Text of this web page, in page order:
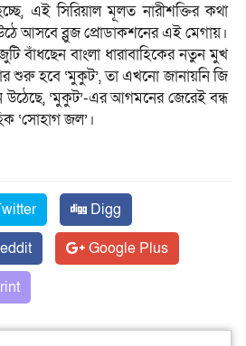
এই সিরিয়াল মূলত নারীশক্তির কথা
আসবে ব্লুজ প্রোডাকশনের এই মেগায়।
বাঁধছেন বাংলা ধারাবাহিকের নতুন মুখ
শুরু হবে ‘মুকুট’, তা এখনো জানায়নি জি
উঠেছে, ‘মুকুট’-এর আগমনের জেরেই বন্ধ
‘সোহাগ জল’।
Digg
Google Plus